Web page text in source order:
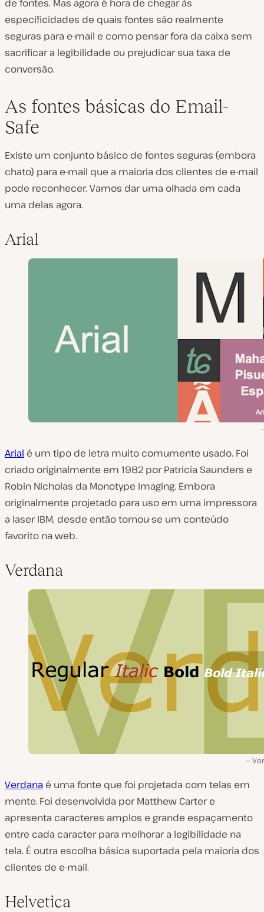
de fontes. Mas agora é hora de chegar às
especificidades de quais fontes são realmente
seguras para e-mail e como pensar fora da caixa sem
sacrificar a legibilidade ou prejudicar sua taxa de
conversão.
As fontes básicas do Email-
Safe
Existe um conjunto básico de fontes seguras (embora
chato) para e-mail que a maioria dos clientes de e-mail
pode reconhecer. Vamos dar uma olhada em cada
uma delas agora.
Arial
Arial é um tipo de letra muito comumente usado. Foi
criado originalmente em 1982 por Patricia Saunders e
Robin Nicholas da Monotype Imaging. Embora
originalmente projetado para uso em uma impressora
a laser IBM, desde então tornou-se um conteúdo
favorito na web.
Verdana
Verdana é uma fonte que foi projetada com telas em
mente. Foi desenvolvida por Matthew Carter e
apresenta caracteres amplos e grande espaçamento
entre cada caracter para melhorar a legibilidade na
tela. É outra escolha básica suportada pela maioria dos
clientes de e-mail.
Helvetica